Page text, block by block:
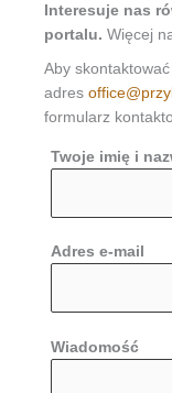
Interesuje nas
portalu. Więcej
Aby
adres
formularz
Twoje imię i
Adres e-mail
Wiadomość